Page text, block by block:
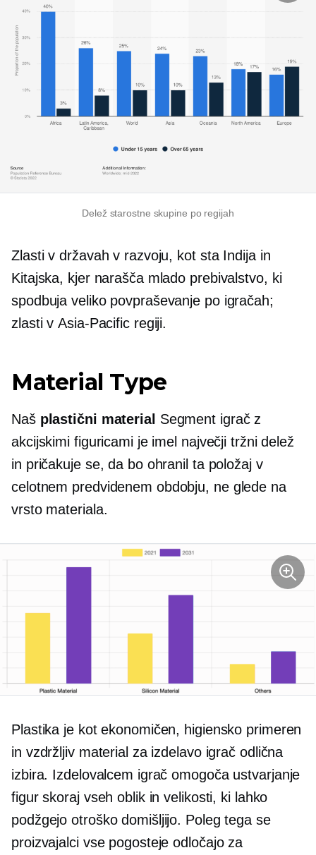
Delež starostne skupine po regijah
Zlasti v državah v razvoju, kot sta Indija in
Kitajska, kjer narašča mlado prebivalstvo, ki
spodbuja veliko povpraševanje po igračah;
zlasti vAsia-Pacificregiji.
Material Type
Naš plastični material Segment igrač z
akcijskimi figuricami je imel največji tržni delež
in pričakuje se, da bo ohranil ta položaj v
celotnem predvidenem obdobju, ne glede na
vrsto materiala.
Plastika je kot ekonomičen, higiensko primeren
in vzdržljiv material za izdelavo igrač odlična
izbira. Izdelovalcem igrač omogoča ustvarjanje
figur skoraj vseh oblik in velikosti, ki lahko
podžgejo otroško domišljijo. Poleg tega se
proizvajalci vse pogosteje odločajo za